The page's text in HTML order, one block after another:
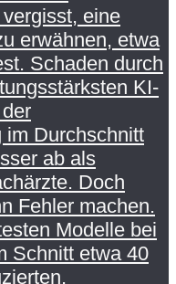
eine
erwähnen, etwa
Schaden durch
KI-
im Durchschnitt
ab als
Doch
Fehler machen.
Modelle bei
Schnitt etwa 40